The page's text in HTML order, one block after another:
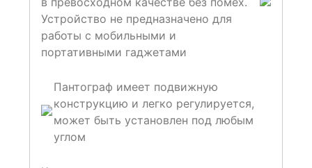
Устройство не предназначено для
работы с мобильными и
портативными гаджетами
Пантограф имеет подвижную
конструкцию и легко регулируется,
может быть установлен под любым
углом